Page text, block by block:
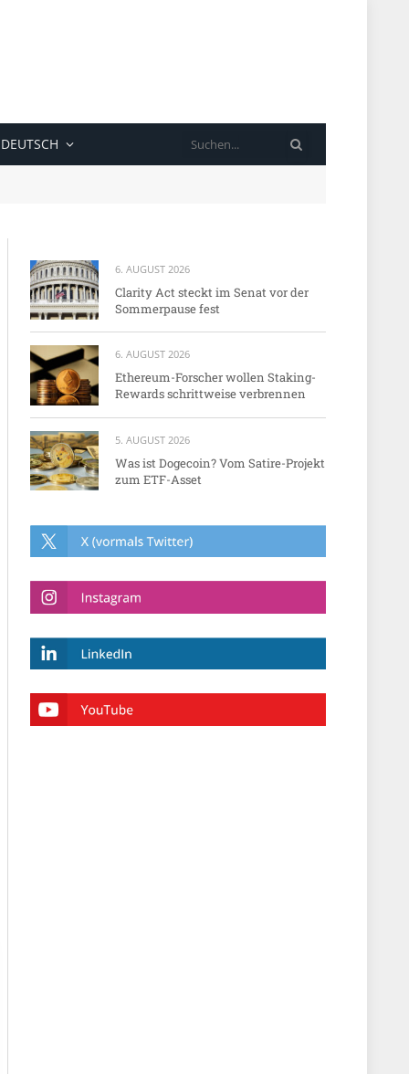
DEUTSCH
6. AUGUST 2026
Clarity Act steckt im Senat vor der
Sommerpause fest
6. AUGUST 2026
Ethereum-Forscher wollen Staking-
Rewards schrittweise verbrennen
5. AUGUST 2026
Was ist Dogecoin? Vom Satire-Projekt
zum ETF-Asset